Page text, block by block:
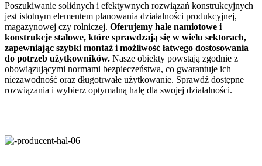
Poszukiwanie solidnych i efektywnych rozwiązań konstrukcyjnych
jest istotnym elementem planowania działalności produkcyjnej,
magazynowej czy rolniczej. Oferujemy hale namiotowe i
konstrukcje stalowe, które sprawdzają się w wielu sektorach,
zapewniając szybki montaż i możliwość łatwego dostosowania
do potrzeb użytkowników. Nasze obiekty powstają zgodnie z
obowiązującymi normami bezpieczeństwa, co gwarantuje ich
niezawodność oraz długotrwałe użytkowanie. Sprawdź dostępne
rozwiązania i wybierz optymalną halę dla swojej działalności.